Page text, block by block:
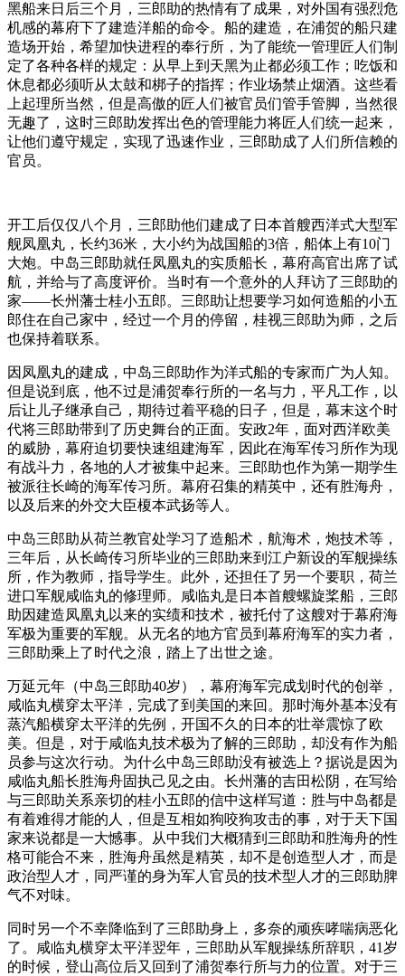
黑船来日后三个月，三郎助的热情有了成果，对外国有强烈危
机感的幕府下了建造洋船的命令。船的建造，在浦贺的船只建
造场开始，希望加快进程的奉行所，为了能统一管理匠人们制
定了各种各样的规定：从早上到天黑为止都必须工作；吃饭和
休息都必须听从太鼓和梆子的指挥；作业场禁止烟酒。这些看
上起理所当然，但是高傲的匠人们被官员们管手管脚，当然很
无趣了，这时三郎助发挥出色的管理能力将匠人们统一起来，
让他们遵守规定，实现了迅速作业，三郎助成了人们所信赖的
官员。
开工后仅仅八个月，三郎助他们建成了日本首艘西洋式大型军
舰凤凰丸，长约36米，大小约为战国船的3倍，船体上有10门
大炮。中岛三郎助就任凤凰丸的实质船长，幕府高官出席了试
航，并给与了高度评价。当时有一个意外的人拜访了三郎助的
家——长州藩士桂小五郎。三郎助让想要学习如何造船的小五
郎住在自己家中，经过一个月的停留，桂视三郎助为师，之后
也保持着联系。
因凤凰丸的建成，中岛三郎助作为洋式船的专家而广为人知。
但是说到底，他不过是浦贺奉行所的一名与力，平凡工作，以
后让儿子继承自己，期待过着平稳的日子，但是，幕末这个时
代将三郎助带到了历史舞台的正面。安政2年，面对西洋欧美
的威胁，幕府迫切要快速组建海军，因此在海军传习所作为现
有战斗力，各地的人才被集中起来。三郎助也作为第一期学生
被派往长崎的海军传习所。幕府召集的精英中，还有胜海舟，
以及后来的外交大臣榎本武扬等人。
中岛三郎助从荷兰教官处学习了造船术，航海术，炮技术等，
三年后，从长崎传习所毕业的三郎助来到江户新设的军舰操练
所，作为教师，指导学生。此外，还担任了另一个要职，荷兰
进口军舰咸临丸的修理师。咸临丸是日本首艘螺旋桨船，三郎
助因建造凤凰丸以来的实绩和技术，被托付了这艘对于幕府海
军极为重要的军舰。从无名的地方官员到幕府海军的实力者，
三郎助乘上了时代之浪，踏上了出世之途。
万延元年（中岛三郎助40岁），幕府海军完成划时代的创举，
咸临丸横穿太平洋，完成了到美国的来回。那时海外基本没有
蒸汽船横穿太平洋的先例，开国不久的日本的壮举震惊了欧
美。但是，对于咸临丸技术极为了解的三郎助，却没有作为船
员参与这次行动。为什么中岛三郎助没有被选上？据说是因为
咸临丸船长胜海舟固执己见之由。长州藩的吉田松阴，在写给
与三郎助关系亲切的桂小五郎的信中这样写道：胜与中岛都是
有着难得才能的人，但是互相如狗咬狗攻击的事，对于天下国
家来说都是一大憾事。从中我们大概猜到三郎助和胜海舟的性
格可能合不来，胜海舟虽然是精英，却不是创造型人才，而是
政治型人才，同严谨的身为军人官员的技术型人才的三郎助脾
气不对味。
同时另一个不幸降临到了三郎助身上，多奈的顽疾哮喘病恶化
了。咸临丸横穿太平洋翌年，三郎助从军舰操练所辞职，41岁
的时候，登山高位后又回到了浦贺奉行所与力的位置。对于三